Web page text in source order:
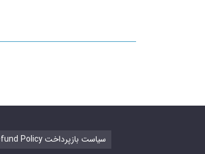
Refund Policy سیاست بازپرداخت